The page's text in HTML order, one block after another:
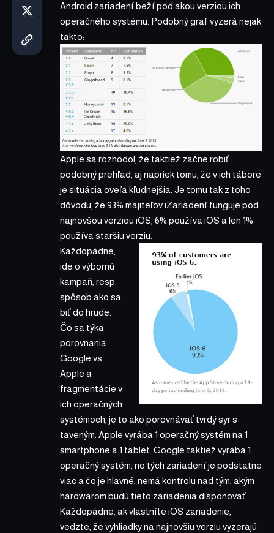
Android zariadení beží pod akou verziou ich
operačného systému. Podobný graf vyzerá nejak
takto:
Apple sa rozhodol, že taktiež začne robiť
podobný prehľad, aj napriek tomu, že v ich tábore
je situácia oveľa kľudnejšia. Je tomu tak z toho
dôvodu, že 93% majiteľov iZariadení funguje pod
najnovšou verziou iOS, 6% používa iOS a len 1%
používa staršiu verziu.
Každopádne,
ide o výbornú
kampaň, resp.
spôsob ako sa
biť do hrude.
Čo sa týka
porovnania
Google vs.
Apple a
fragmentácie v
ich operačných
systémoch, je to ako porovnávať tvrdý syr s
taveným. Apple vyrába 1 operačný systém na 1
smartphone a 1 tablet. Google taktiež vyrába 1
operačný systém, no tých zariadení je podstatne
viac a čo je hlavné, nemá kontrolu nad tým, akým
hardwarom budú tieto zariadenia disponovať.
Každopádne, ak vlastníte iOS zariadenie,
vedzte, že vyhliadky na najnovšiu verziu vyzerajú